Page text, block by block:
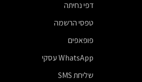
דפי נחיתה
טפסי הרשמה
פופאפים
WhatsApp עסקי
שליחת SMS